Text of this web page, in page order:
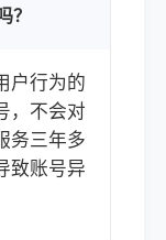
？
户行为的
，不会对
务三年多
致账号异